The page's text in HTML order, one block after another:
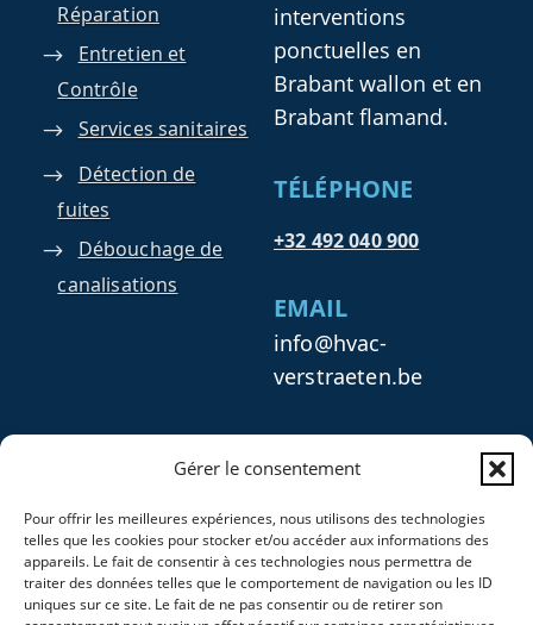
Gérer le consentement
Pour offrir les meilleures expériences, nous utilisons des technologies
telles que les cookies pour stocker et/ou accéder aux informations des
appareils. Le fait de consentir à ces technologies nous permettra de
traiter des données telles que le comportement de navigation ou les ID
uniques sur ce site. Le fait de ne pas consentir ou de retirer son
Réparation
Entretien et
Contrôle
Services sanitaires
Détection de
fuites
Débouchage de
canalisations
interventions
ponctuelles en
Brabant wallon et en
Brabant flamand.
TÉLÉPHONE
+32 492 040 900
EMAIL
info@hvac-
verstraeten.be
Numéro : 1011.327.938
Numéro TVA : BE 1011
327 938